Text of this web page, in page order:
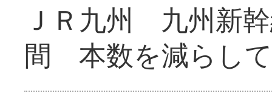
ＪＲ九州 九州新
間 本数を減らし